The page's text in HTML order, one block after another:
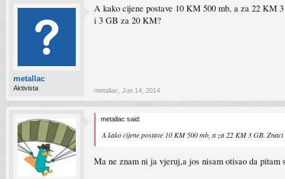
metallac
Aktivista
A kako cijene postave 10 KM 500 mb, a za 22 KM
i 3 GB za 20 KM?
metallac Jun 14, 2014
metallac said:
A kako cijene postave 10 KM 500 mb, a za 22 KM 3 GB.
Ma ne znam ni ja vjeruj,a jos nisam otisao da